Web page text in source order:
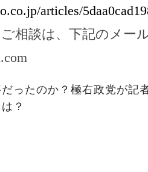
articles/
相談は、下記のメー
ったのか？極右政党が記
？